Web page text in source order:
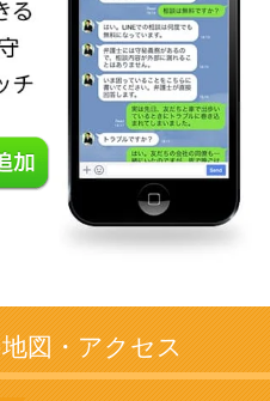
図・アクセス